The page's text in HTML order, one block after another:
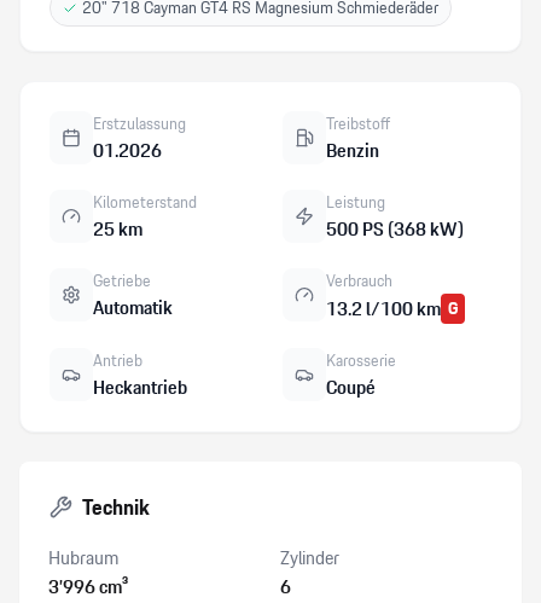
20" 718 Cayman GT4 RS Magnesium Schmiederäder
Erstzulassung
01.2026
Treibstoff
Benzin
Kilometerstand
25 km
Leistung
500 PS (368 kW)
Getriebe
Automatik
Verbrauch
13.2 l/100 km G
Antrieb
Heckantrieb
Karosserie
Coupé
Technik
Hubraum
3’996 cm³
Zylinder
6